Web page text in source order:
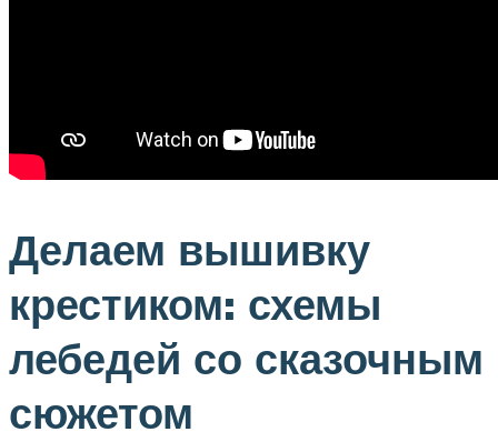
Делаем вышивку
крестиком: схемы
лебедей со сказочным
сюжетом